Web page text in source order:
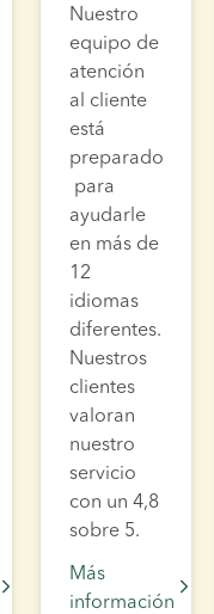
Nuestro
equipo de
atención
al cliente
está
preparado
para
ayudarle
en más de
12
idiomas
diferentes.
Nuestros
clientes
valoran
nuestro
servicio
con un 4,8
sobre 5.
Más
información